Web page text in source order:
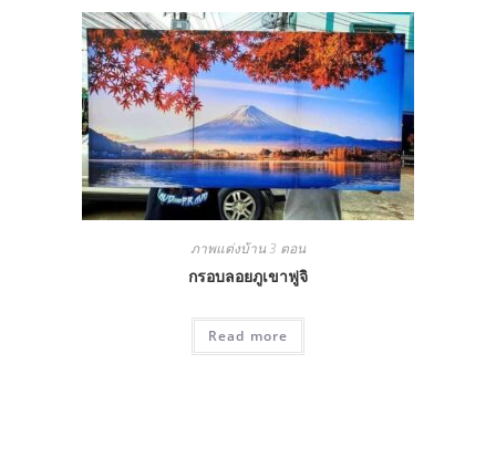
ภาพแต่งบ้าน 3 ตอน
กรอบลอยภูเขาฟูจิ
Read more